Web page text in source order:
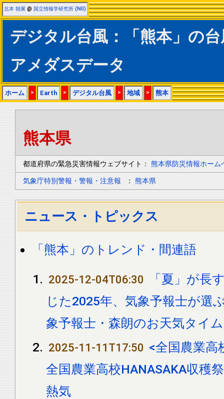
北本 朝展 @ 国立情報学研究所 (NII)
デジタル台風：「熊本」の
アメダスデータ
ホーム > Earth > デジタル台風 > 地域 > 熊本
熊本県
都道府県の緊急災害情報ウェブサイト： 熊本県防災情報ホーム
気象庁特別警報・警報・注意報
： 熊本県
ニュース・トピックス
「熊本」のトレンド・間連語
2025-12-04T06:30
「夏」が長
じた2025年、気象予報士が選
象予報士・森朗のお天気タイ
2025-11-11T17:50 <全国農業高
全国農業高校HANASAKA収穫
熱気